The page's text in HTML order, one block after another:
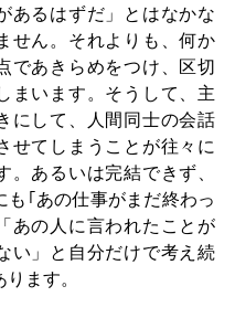
あるはずだ」とはなかな
せん。それよりも、何か
であきらめをつけ、区切
まいます。そうして、主
にして、人間同士の会話
せてしまうことが往々に
。あるいは完結できず、
も｢あの仕事がまだ終わっ
あの人に言われたことが
い」と自分だけで考え続
ます。